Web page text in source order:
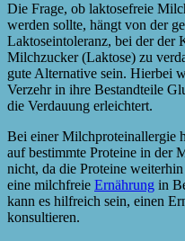
Die Frage, ob laktosefreie
werden sollte, hängt von der
Laktoseintoleranz, bei der der
Milchzucker (Laktose) zu
gute Alternative sein. Hierbei
Verzehr in ihre Bestandteile
die Verdauung erleichtert.
Bei einer Milchproteinallergie
auf bestimmte Proteine in der
nicht, da die Proteine
eine milchfreie Ernährung in
kann es hilfreich sein, einen
konsultieren.